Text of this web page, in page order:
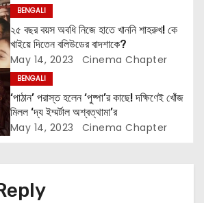
BENGALI
২৫ বছর বয়স অবধি নিজে হাতে খাননি শাহরুখ! কে
খাইয়ে দিতেন বলিউডের বাদশাকে?
May 14, 2023 Cinema Chapter
BENGALI
‘পাঠান’ পরাস্ত হলেন ‘পুষ্পা’র কাছে! দক্ষিণেই খোঁজ
মিলল ‘দ্য ইম্মর্টাল অশ্বত্থামা’র
May 14, 2023 Cinema Chapter